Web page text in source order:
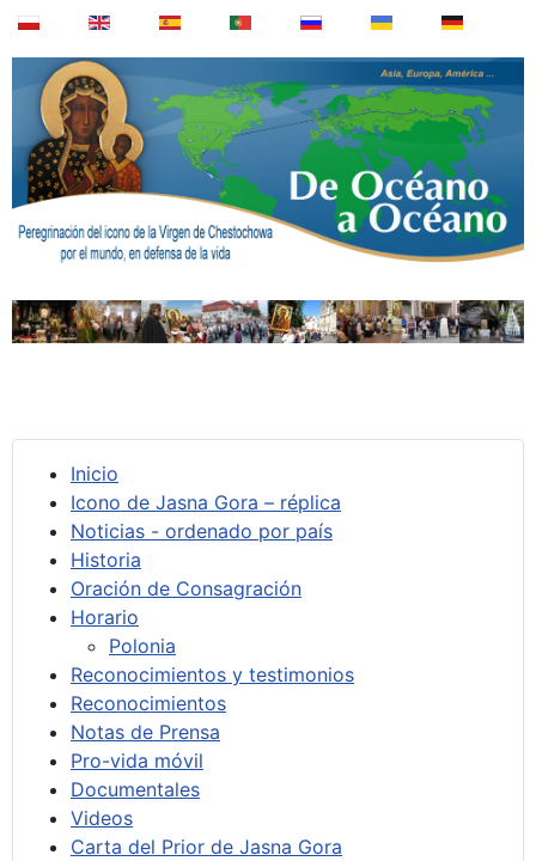
Inicio
Icono de Jasna Gora – réplica
Noticias - ordenado por país
Historia
Oración de Consagración
Horario
Polonia
Reconocimientos y testimonios
Reconocimientos
Notas de Prensa
Pro-vida móvil
Documentales
Videos
Carta del Prior de Jasna Gora